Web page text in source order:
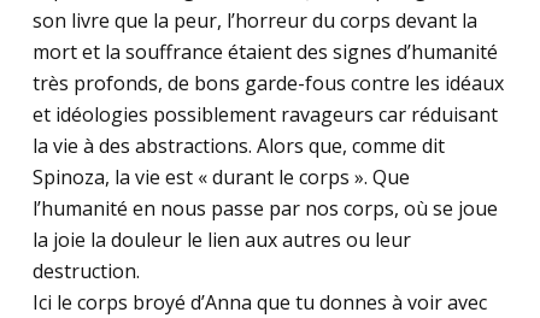
son livre que la peur, l’horreur du corps devant la
mort et la souffrance étaient des signes d’humanité
très profonds, de bons garde-fous contre les idéaux
et idéologies possiblement ravageurs car réduisant
la vie à des abstractions. Alors que, comme dit
Spinoza, la vie est « durant le corps ». Que
l’humanité en nous passe par nos corps, où se joue
la joie la douleur le lien aux autres ou leur
destruction.
Ici le corps broyé d’Anna que tu donnes à voir avec